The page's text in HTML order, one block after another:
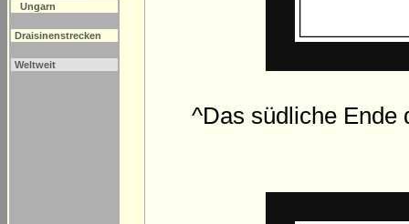
Ungarn
Draisinenstrecken
Weltweit
^Das südliche Ende